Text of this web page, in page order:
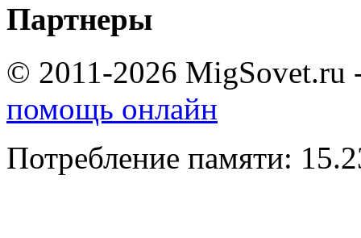
Партнеры
© 2011-2026 MigSovet.ru
помощь онлайн
Потребление памяти: